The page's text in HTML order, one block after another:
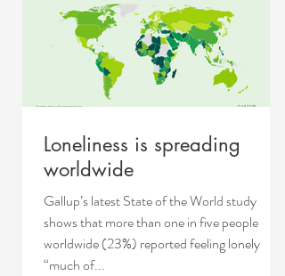
Loneliness is spreading
worldwide
Gallup’s latest State of the World study
shows that more than one in five people
worldwide (23%) reported feeling lonely
“much of...